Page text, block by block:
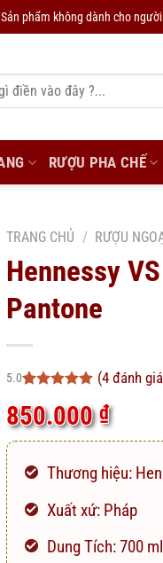
Sản phẩm không dành cho
RƯỢU PHA CHẾ
TRANG CHỦ / RƯỢU
Hennessy
Pantone
5.0
dựa trên
đánh giá
(4đánh
850.000₫
Thương hiệu:
Xuất xứ: Pháp
Dung Tích: 700 ml